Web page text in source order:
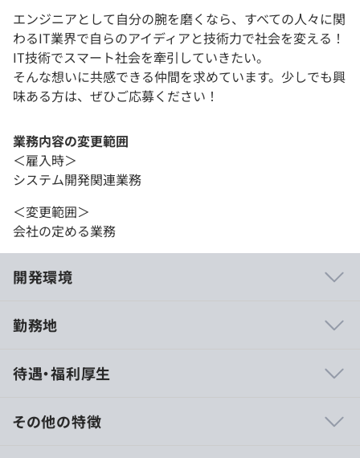
エンジニアとして自分の腕を磨くなら、すべての人々に関
わるIT業界で自らのアイディアと技術力で社会を変える！
IT技術でスマート社会を牽引していきたい。
そんな想いに共感できる仲間を求めています。少しでも興
味ある方は、ぜひご応募ください！
業務内容の変更範囲
＜雇入時＞
システム開発関連業務
＜変更範囲＞
会社の定める業務
開発環境
わたしたちはクラウドサービスの企画・開発から、運用、
まで自社でおこなっています。
そのため、エンジニアもサービスの企画段階から携われる
勤務地
待遇・福利厚生
その他の特徴